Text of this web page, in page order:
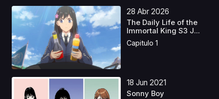
28 Abr 2026
The Daily Life of the
Immortal King S3 J...
Capitulo 1
18 Jun 2021
Sonny Boy